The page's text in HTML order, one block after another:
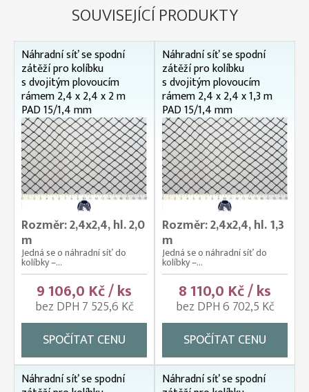
SOUVISEJÍCÍ PRODUKTY
Náhradní síť se spodní
zátěží pro kolíbku
s dvojitým plovoucím
rámem 2,4 x 2,4 x 2 m
PAD 15/1,4 mm
Rozměr: 2,4x2,4, hl. 2,0
m
Jedná se o náhradní síť do
kolíbky –...
9 106,0 Kč / ks
bez DPH 7 525,6 Kč
SPOČÍTAT CENU
Náhradní síť se spodní
zátěží pro kolíbku
s dvojitým plovoucím
rámem 2,4 x 2,4 x 1,3 m
PAD 15/1,4 mm
Rozměr: 2,4x2,4, hl. 1,3
m
Jedná se o náhradní síť do
kolíbky –...
8 110,0 Kč / ks
bez DPH 6 702,5 Kč
SPOČÍTAT CENU
Náhradní síť se spodní Náhradní síť se spodní